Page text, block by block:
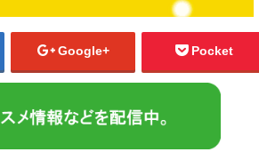
Google+ Pocket